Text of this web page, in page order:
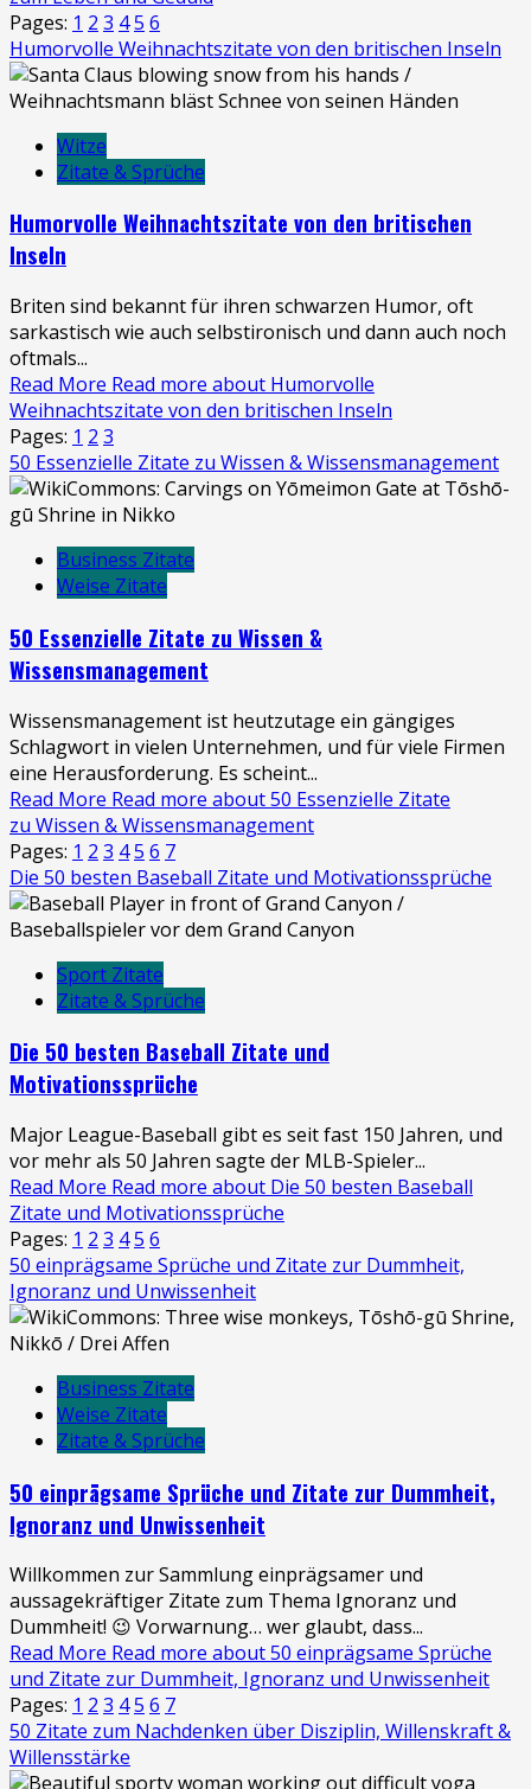
Pages: 1 2 3 45 6
Humorvolle Weihnachtszitate von den britischen Inseln
Witze
Zitate & Sprüche
Humorvolle Weihnachtszitate von den britischen
Inseln
Briten sind bekannt für ihren schwarzen Humor, oft
sarkastisch wie auch selbstironisch und dann auch noch
oftmals...
Read More Read more about Humorvolle
Weihnachtszitate von den britischen Inseln
Pages: 1 2 3
50 Essenzielle Zitate zu Wissen & Wissensmanagement
Business Zitate
Weise Zitate
50 Essenzielle Zitate zu Wissen &
Wissensmanagement
Wissensmanagement ist heutzutage ein gängiges
Schlagwort in vielen Unternehmen, und für viele Firmen
eine Herausforderung. Es scheint...
Read More Read more about 50 Essenzielle Zitate
zu Wissen & Wissensmanagement
Pages: 1 2 3 45 6 7
Die 50 besten Baseball Zitate und Motivationssprüche
Sport Zitate
Zitate & Sprüche
Die 50 besten Baseball Zitate und
Motivationssprüche
Major League-Baseball gibt es seit fast 150 Jahren, und
vor mehr als 50 Jahren sagte der MLB-Spieler...
Read More Read more about Die 50 besten Baseball
Zitate und Motivationssprüche
Pages: 1 2 3 45 6
50 einprägsame Sprüche und Zitate zur Dummheit,
Ignoranz und Unwissenheit
Business Zitate
Weise Zitate
Zitate & Sprüche
50 einprägsame Sprüche und Zitate zur Dummheit,
Ignoranz und Unwissenheit
Willkommen zur Sammlung einprägsamer und
aussagekräftiger Zitate zum Thema Ignoranz und
Dummheit! 😉 Vorwarnung… wer glaubt, dass...
Read More Read more about 50 einprägsame Sprüche
und Zitate zur Dummheit, Ignoranz und Unwissenheit
Pages: 1 2 3 45 6 7
50 Zitate zum Nachdenken über Disziplin, Willenskraft &
Willensstärke